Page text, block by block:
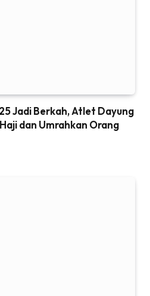
Jadi Berkah, Atlet Dayung
dan Umrahkan Orang